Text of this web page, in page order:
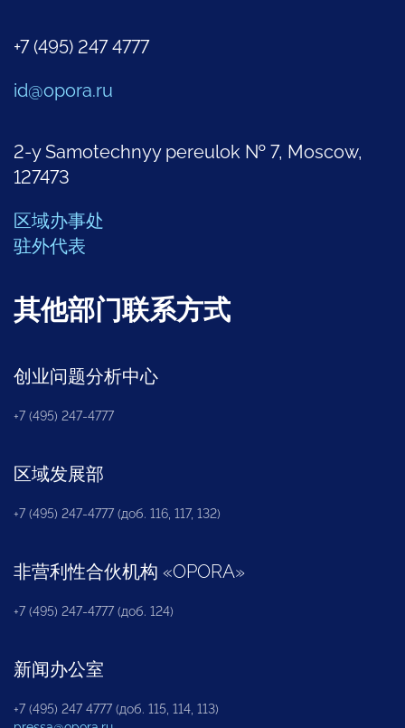
+7 (495) 247 4777
id@opora.ru
2-y Samotechnyy pereulok № 7, Moscow,
127473
区域办事处
驻外代表
其他部门联系方式
创业问题分析中心
+7 (495) 247-4777
区域发展部
+7 (495) 247-4777 (доб. 116, 117, 132)
非营利性合伙机构 «OPORA»
+7 (495) 247-4777 (доб. 124)
新闻办公室
+7 (495) 247 4777 (доб. 115, 114, 113)